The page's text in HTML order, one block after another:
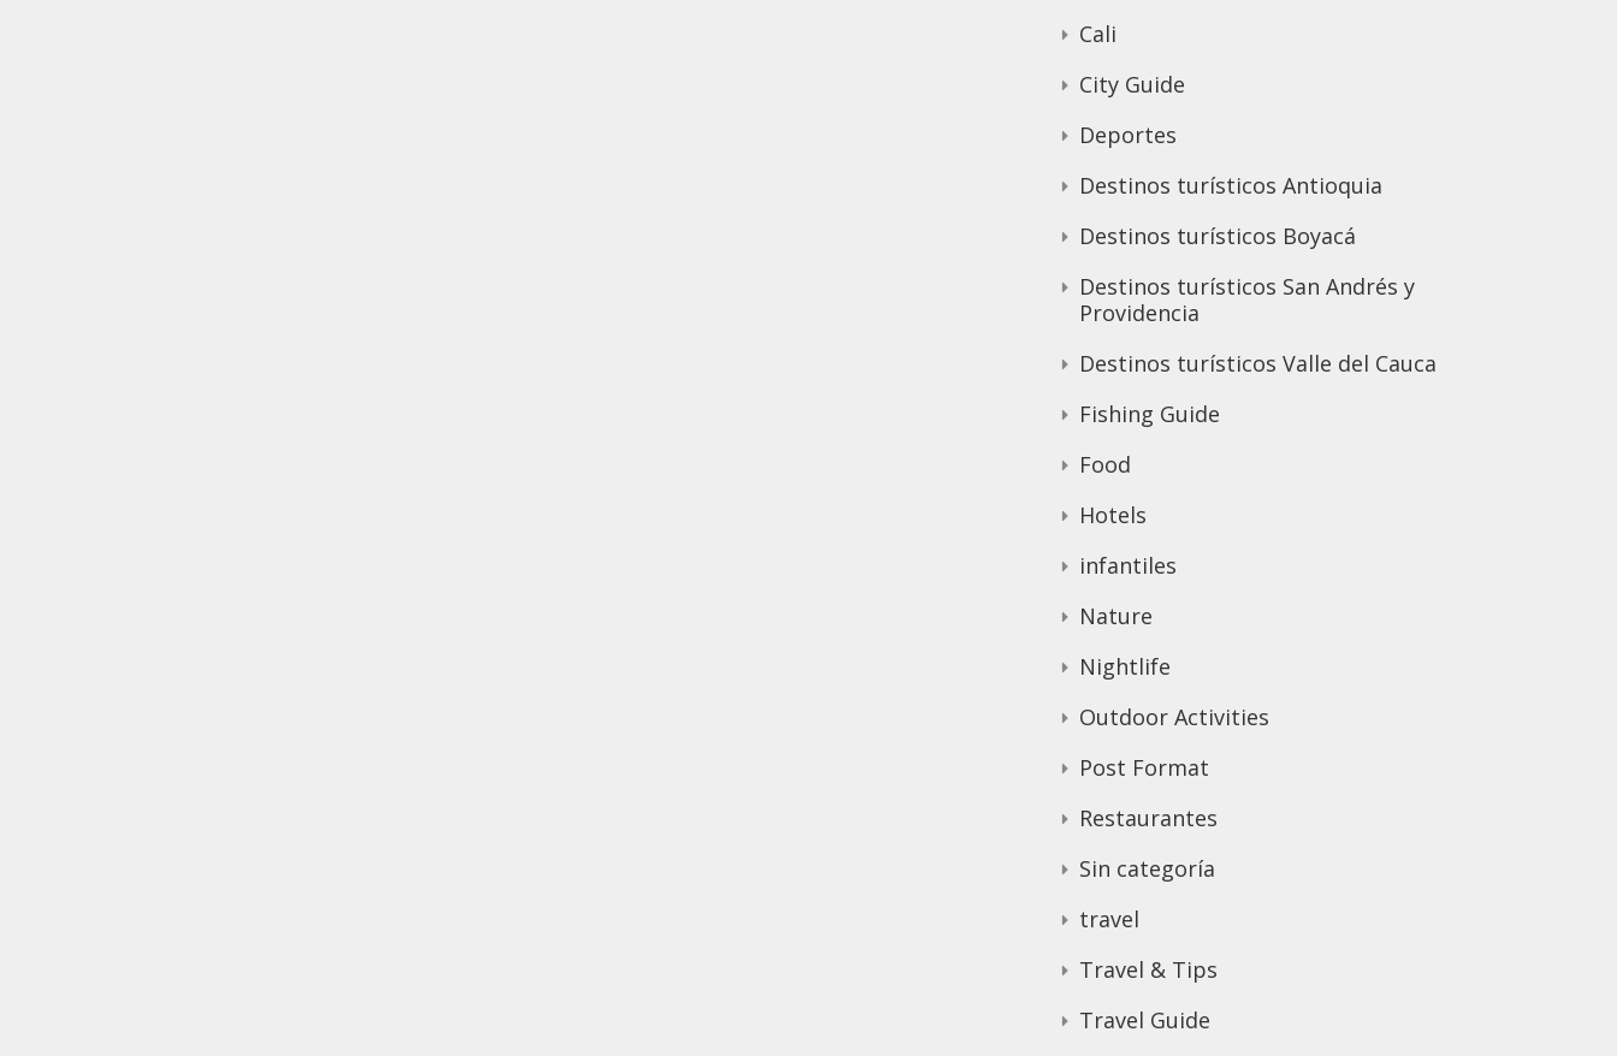
Cali
City Guide
Deportes
Destinos turísticos Antioquia
Destinos turísticos Boyacá
Destinos turísticos San Andrés y
Providencia
Destinos turísticos Valle del Cauca
Fishing Guide
Food
Hotels
infantiles
Nature
Nightlife
Outdoor Activities
Post Format
Restaurantes
Sin categoría
travel
Travel & Tips
Travel Guide